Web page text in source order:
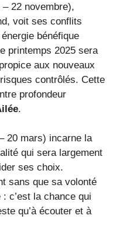
22 novembre),
voit ses conflits
bénéfique
printemps 2025 sera
aux nouveaux
contrôlés. Cette
profondeur
.
20 mars) incarne la
qui sera largement
ses choix.
sans que sa volonté
c’est la chance qui
qu’à écouter et à